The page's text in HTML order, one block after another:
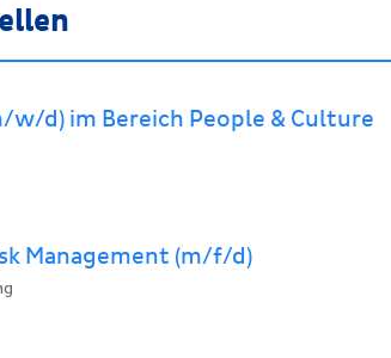
w/d) im Bereich People & Culture
Management (m/f/d)